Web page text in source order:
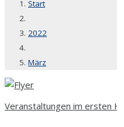
Start
2022
März
Veranstaltungen im ersten